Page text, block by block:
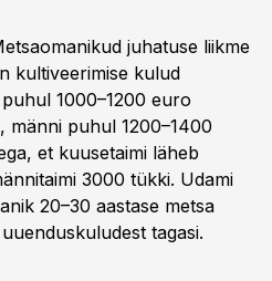
juhatuse liikme
kultiveerimise kulud
1000–1200 euro
männi puhul 1200–1400
et kuusetaimi läheb
3000 tükki. Udami
20–30 aastase metsa
tagasi.